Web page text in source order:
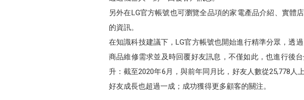
另外在LG官方帳號也可瀏覽全品項的家電產品介紹、實體
的資訊。
在知識科技建議下，LG官方帳號也開始進行精準分眾，透
商品維修需求並及時回覆好友訊息，不僅如此，也進行後
升：截至2020年6月，與前年同月比，好友人數從25,778人
好友成長也超過一成；成功獲得更多顧客的關注。